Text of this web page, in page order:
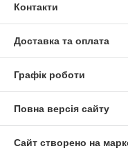
Контакти
Доставка та оплата
Графік роботи
Повна версія сайту
Сайт створено на